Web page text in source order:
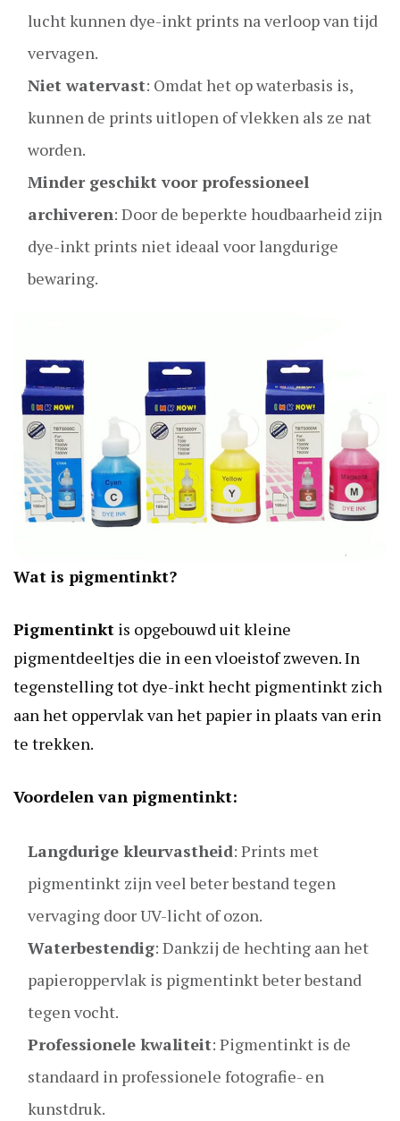
lucht kunnen dye-inkt prints na verloop van tijd
vervagen.
Niet watervast: Omdat het op waterbasis is,
kunnen de prints uitlopen of vlekken als ze nat
worden.
Minder geschikt voor professioneel
archiveren: Door de beperkte houdbaarheid zijn
dye-inkt prints niet ideaal voor langdurige
bewaring.
Wat is pigmentinkt?
Pigmentinkt is opgebouwd uit kleine
pigmentdeeltjes die in een vloeistof zweven. In
tegenstelling tot dye-inkt hecht pigmentinkt zich
aan het oppervlak van het papier in plaats van erin
te trekken.
Voordelen van pigmentinkt:
Langdurige kleurvastheid: Prints met
pigmentinkt zijn veel beter bestand tegen
vervaging door UV-licht of ozon.
Waterbestendig: Dankzij de hechting aan het
papieroppervlak is pigmentinkt beter bestand
tegen vocht.
Professionele kwaliteit: Pigmentinkt is de
standaard in professionele fotografie- en
kunstdruk.